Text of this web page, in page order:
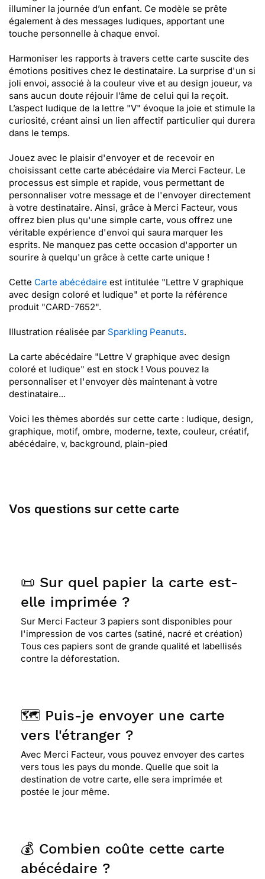
illuminer la journée d’un enfant. Ce modèle se prête
également à des messages ludiques, apportant une
touche personnelle à chaque envoi.
Harmoniser les rapports à travers cette carte suscite des
émotions positives chez le destinataire. La surprise d'un si
joli envoi, associé à la couleur vive et au design joueur, va
sans aucun doute réjouir l’âme de celui qui la reçoit.
L’aspect ludique de la lettre "V" évoque la joie et stimule la
curiosité, créant ainsi un lien affectif particulier qui durera
dans le temps.
Jouez avec le plaisir d'envoyer et de recevoir en
choisissant cette carte abécédaire via Merci Facteur. Le
processus est simple et rapide, vous permettant de
personnaliser votre message et de l'envoyer directement
à votre destinataire. Ainsi, grâce à Merci Facteur, vous
offrez bien plus qu'une simple carte, vous offrez une
véritable expérience d'envoi qui saura marquer les
esprits. Ne manquez pas cette occasion d'apporter un
sourire à quelqu'un grâce à cette carte unique !
Cette Carte abécédaire est intitulée "Lettre V graphique
avec design coloré et ludique" et porte la référence
produit "CARD-7652".
Illustration réalisée par Sparkling Peanuts.
La carte abécédaire "Lettre V graphique avec design
coloré et ludique" est en stock ! Vous pouvez la
personnaliser et l'envoyer dès maintenant à votre
destinataire...
Voici les thèmes abordés sur cette carte : ludique, design,
graphique, motif, ombre, moderne, texte, couleur, créatif,
abécédaire, v, background, plain-pied
Vos questions sur cette carte
📜 Sur quel papier la carte est-
elle imprimée ?
Sur Merci Facteur 3 papiers sont disponibles pour
l'impression de vos cartes (satiné, nacré et création)
Tous ces papiers sont de grande qualité et labellisés
contre la déforestation.
🗺️ Puis-je envoyer une carte
vers l'étranger ?
Avec Merci Facteur, vous pouvez envoyer des cartes
vers tous les pays du monde. Quelle que soit la
destination de votre carte, elle sera imprimée et
postée le jour même.
💰 Combien coûte cette carte
abécédaire ?